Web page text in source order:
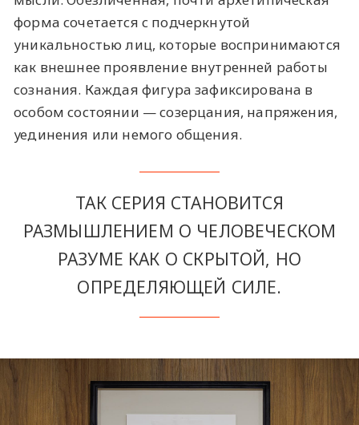
форма сочетается с подчеркнутой
уникальностью лиц, которые воспринимаются
как внешнее проявление внутренней работы
сознания. Каждая фигура зафиксирована в
особом состоянии — созерцания, напряжения,
уединения или немого общения.
ТАК СЕРИЯ СТАНОВИТСЯ
РАЗМЫШЛЕНИЕМ О ЧЕЛОВЕЧЕСКОМ
РАЗУМЕ КАК О СКРЫТОЙ, НО
ОПРЕДЕЛЯЮЩЕЙ СИЛЕ.